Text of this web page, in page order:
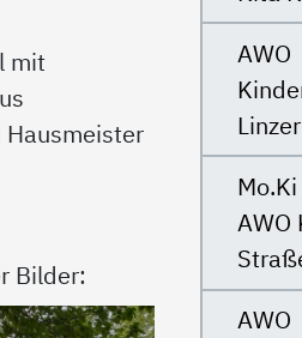
mit
Bilder:
AWO
AWO
AWO